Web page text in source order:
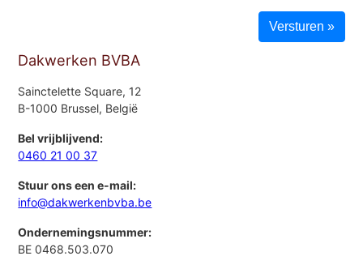
Dakwerken BVBA
Sainctelette Square, 12
B-1000 Brussel, België
Bel vrijblijvend:
0460 21 00 37
Stuur ons een e-mail:
info@dakwerkenbvba.be
Ondernemingsnummer:
BE 0468.503.070